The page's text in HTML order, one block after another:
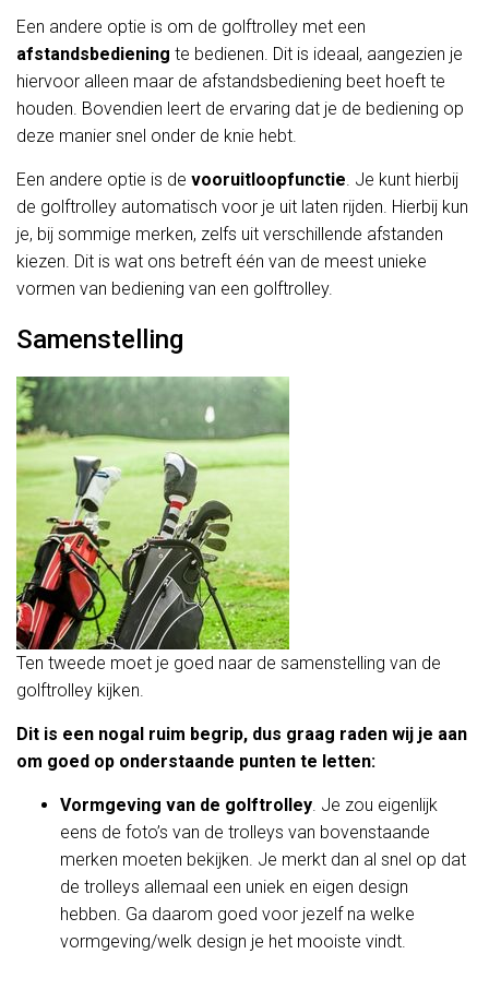
Een andere optie is om de golftrolley met een
afstandsbediening te bedienen. Dit is ideaal, aangezien je
hiervoor alleen maar de afstandsbediening beet hoeft te
houden. Bovendien leert de ervaring dat je de bediening op
deze manier snel onder de knie hebt.
Een andere optie is de vooruitloopfunctie. Je kunt hierbij
de golftrolley automatisch voor je uit laten rijden. Hierbij kun
je, bij sommige merken, zelfs uit verschillende afstanden
kiezen. Dit is wat ons betreft één van de meest unieke
vormen van bediening van een golftrolley.
Samenstelling
Ten tweede moet je goed naar de samenstelling van de
golftrolley kijken.
Dit is een nogal ruim begrip, dus graag raden wij je aan
om goed op onderstaande punten te letten:
Vormgeving van de golftrolley. Je zou eigenlijk
eens de foto’s van de trolleys van bovenstaande
merken moeten bekijken. Je merkt dan al snel op dat
de trolleys allemaal een uniek en eigen design
hebben. Ga daarom goed voor jezelf na welke
vormgeving/welk design je het mooiste vindt.